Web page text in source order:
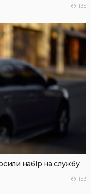
135
набір на службу
153